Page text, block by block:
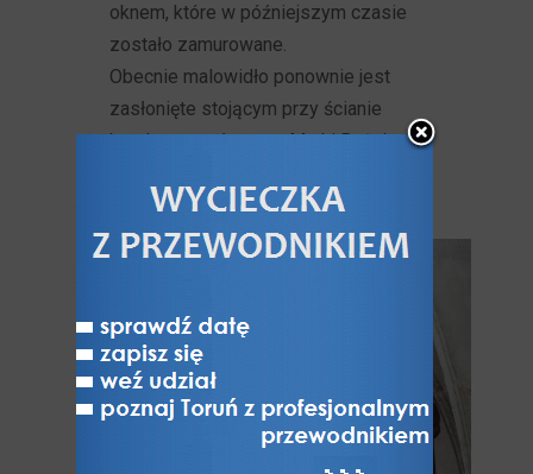
oknem, które w późniejszym czasie
zostało zamurowane.
Obecnie malowidło ponownie jest
zasłonięte stojącym przy ścianie
barokowym ołtazrem Matki Bożej